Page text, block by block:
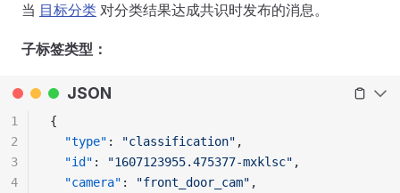
当 目标分类 对分类结果达成共识时发布的消息。
子标签类型：
JSON
{
  "type"
: "classification" ,
  "id"
: "1607123955.475377-mxklsc" ,
  "camera"
: "front_door_cam" ,
1
2
3
4